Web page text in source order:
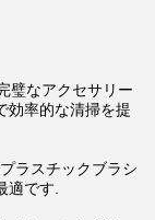
璧なアクセサリー
効率的な清掃を提
ラスチックブラシ
適です.